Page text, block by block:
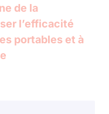
de la
l’efficacité
portables et à